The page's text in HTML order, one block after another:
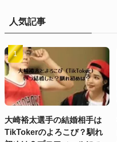
人気記事
大崎裕太選手の結婚相手は
TikTokerのよろこび？馴れ